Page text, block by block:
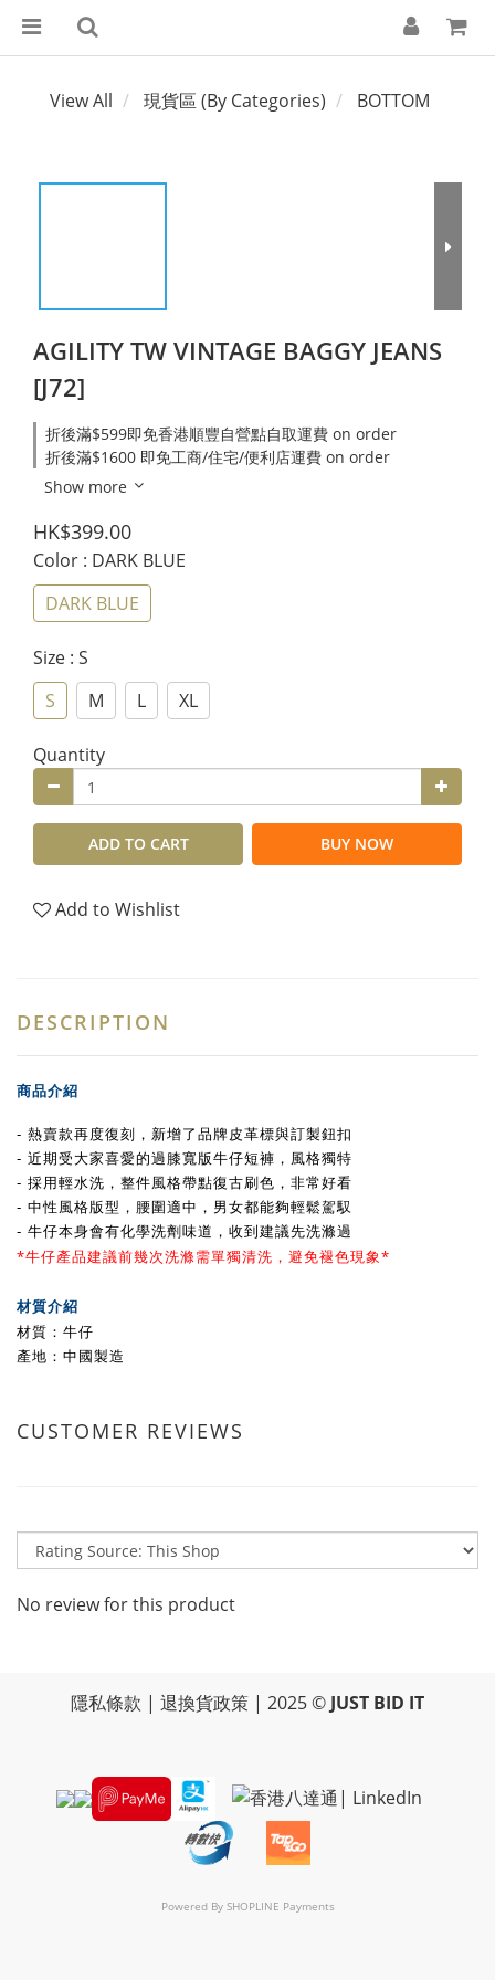
View All 現貨區 (By Categories) BOTTOM
AGILITY TW VINTAGE BAGGY JEANS
[J72]
折後滿$599即免香港順豐自營點自取運費 on order
折後滿$1600 即免工商/住宅/便利店運費 on order
Show more
HK$399.00
Color : DARK BLUE
DARK BLUE
Size : S
S
M L XL
Quantity
ADD TO CART BUY NOW
Add to Wishlist
DESCRIPTION
商品介紹
- 熱賣款再度復刻，新增了品牌皮革標與訂製鈕扣
- 近期受大家喜愛的過膝寬版牛仔短褲 ，風格獨特
- 採用輕水洗 ，整件風格帶點復古刷色 ，非常好看
- 中性風格版型 ， 腰圍適中，男女都能夠輕鬆駕馭
- 牛仔本身會有化學洗劑味道 ，收到建議先洗滌過
*牛仔產品建議前幾次洗滌需單獨清洗，避免褪色現象*
材質介紹
材質：牛仔
產地：中國製造
CUSTOMER REVIEWS
No review for this product
隱私條款 | 退換貨政策 | 2025 © JUST BID IT
Powered By SHOPLINE Payments